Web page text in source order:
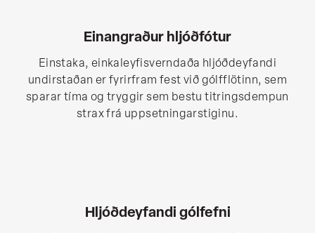
Einangraður hljóðfótur
Einstaka, einkaleyfisverndaða hljóðdeyfandi
undirstaðan er fyrirfram fest við gólfflötinn, sem
sparar tíma og tryggir sem bestu titringsdempun
strax frá uppsetningarstiginu.
Hljóðdeyfandi gólfefni